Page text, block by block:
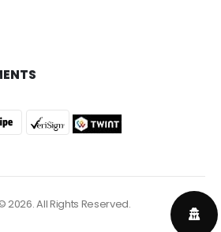
2026. All Rights Reserved.